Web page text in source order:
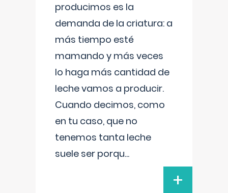
producimos es la
demanda de la criatura: a
más tiempo esté
mamando y más veces
lo haga más cantidad de
leche vamos a producir.
Cuando decimos, como
en tu caso, que no
tenemos tanta leche
suele ser porqu...
+